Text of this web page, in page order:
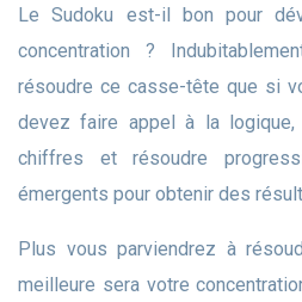
Le Sudoku est-il bon pour développer et améliorer la
concentration ?
résoudre ce casse-tête que si
devez faire appel à la
chiffres et résoudre
émergents pour obtenir des
Plus vous parviendrez à résoudre des tâches logiques,
meilleure sera votre